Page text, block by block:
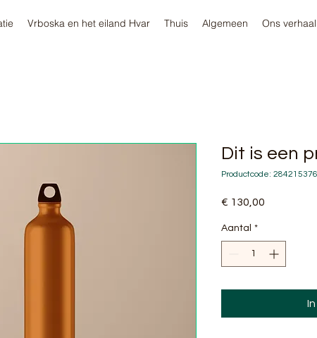
Vrboska en het eiland Hvar Thuis Algemeen Ons verhaal
Dit is een
Productcode:
€ 130,00
Aantal *